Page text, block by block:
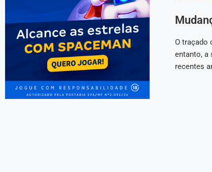
O traçado
entanto, a
recentes